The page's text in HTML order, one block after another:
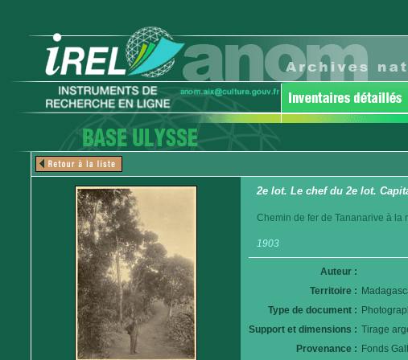
2e lot. Le chef du 2e lot.
Chemin de fer de Tananarive à la
1903
Auteur :
Territoire :
Type de document :
Support et dimensions : Tirage
Provenance : Fonds